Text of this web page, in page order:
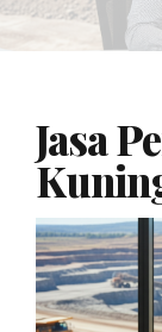
Jasa